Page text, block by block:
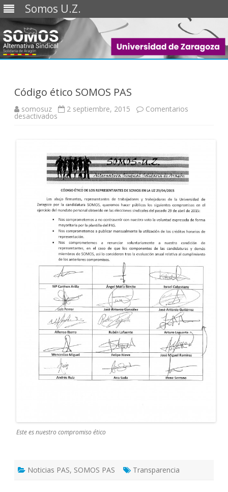
Somos U.Z.
Saltar
Código ético SOMOS PAS
somosuz 2 septiembre, 2015 Comentarios
desactivadosen
Este es nuestro compromiso ético
Noticias PAS, SOMOS PAS Transparencia